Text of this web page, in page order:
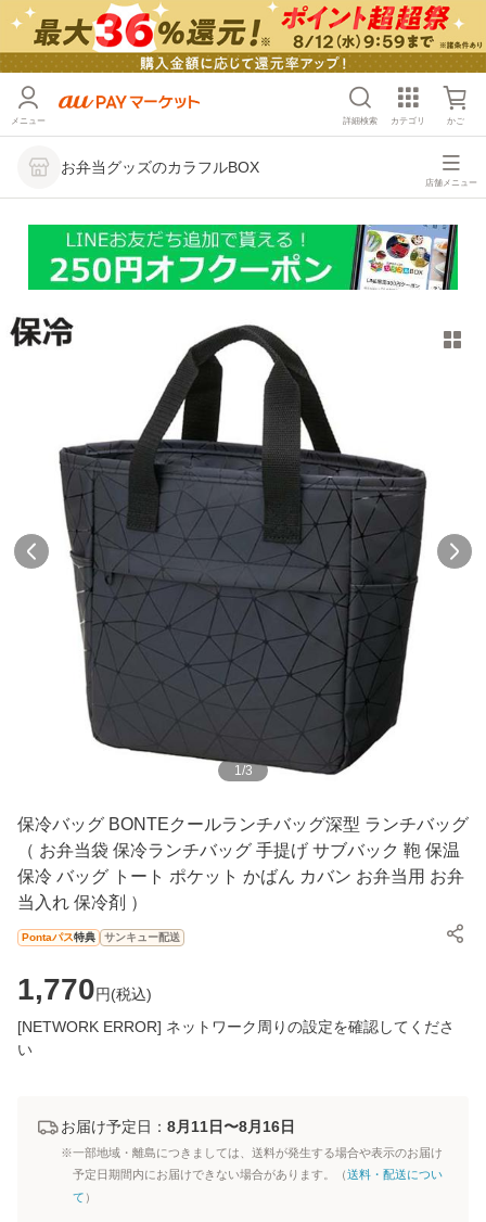
メニュー 詳細検索 カテゴリ かご
お弁当グッズのカラフルBOX
店舗メニュー
1 /3
保冷バッグ BONTEクールランチバッグ深型 ランチバッグ
（ お弁当袋 保冷ランチバッグ 手提げ サブバック 鞄 保温
保冷 バッグ トート ポケット かばん カバン お弁当用 お弁
当入れ 保冷剤 ）
Pontaパス特典 サンキュー配送
1,770円(税込)
[NETWORK ERROR] ネットワーク周りの設定を確認してくださ
い
お届け予定日： 8月11日〜8月16日
※一部地域・離島につきましては、送料が発生する場合や表示のお届け
予定日期間内にお届けできない場合があります。（送料・配送につい
て ）